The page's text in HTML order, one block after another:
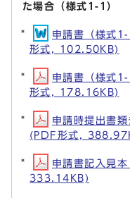
た場合（様式1-1）
申請書（様式
形式, 102.50KB)
申請書（様式
形式, 178.16KB)
申請時提出書
(PDF形式,
申請書記入見
333.14KB)